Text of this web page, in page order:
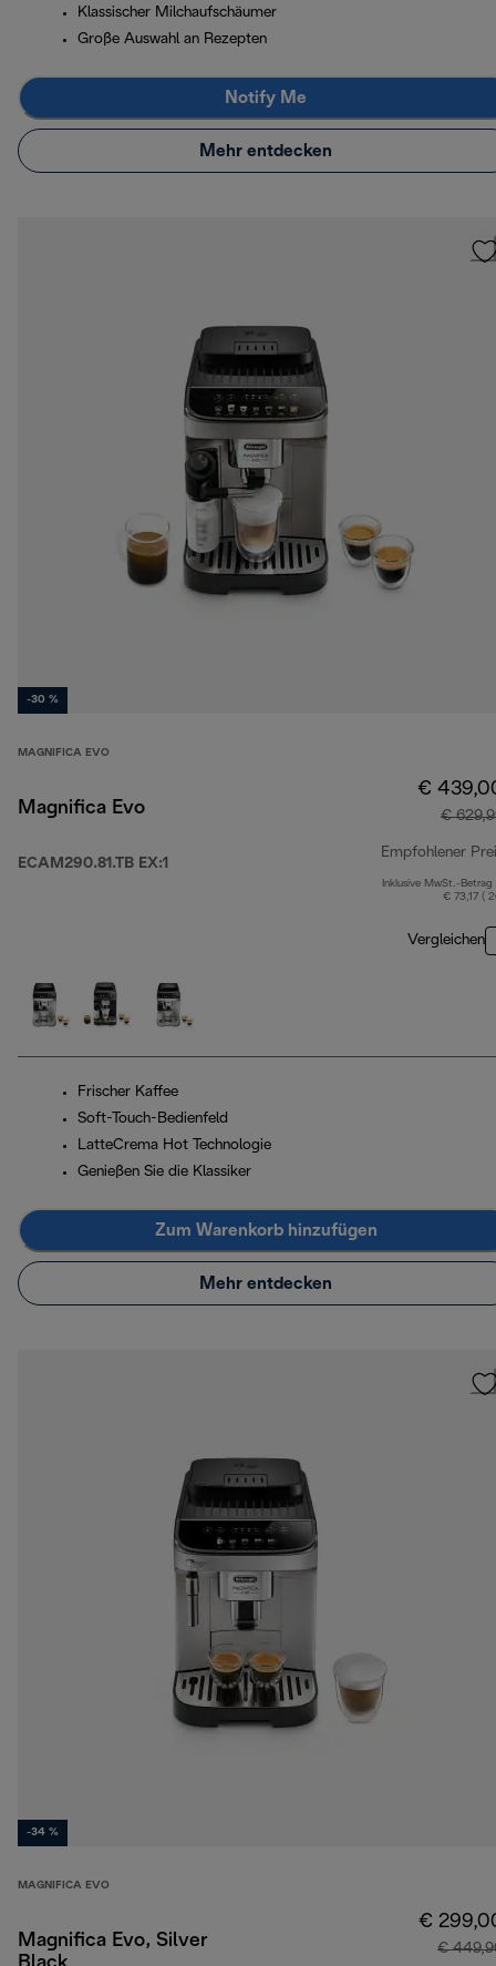
Klassischer Milchaufschäumer
Große Auswahl an Rezepten
Notify Me
Mehr entdecken
-30 %
MAGNIFICA EVO
Magnifica Evo
ECAM290.81.TB EX:1
€
€
Empfohlener
Inklusive MwSt.-Betrag
€ 73,17 (
Vergleichen
Frischer Kaffee
Soft-Touch-Bedienfeld
LatteCrema Hot Technologie
Genießen Sie die Klassiker
Zum Warenkorb hinzufügen
Mehr entdecken
-34 %
MAGNIFICA EVO
Magnifica Evo, Silver
€
€